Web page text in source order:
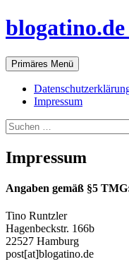
Suchen
Primäres Menü Zum
Inhalt
springen
Impressum
Suchen
nach:
Impressum
Angaben gemäß §5
Tino Runtzler
Hagenbeckstr. 166b
22527 Hamburg
post[at]blogatino.de